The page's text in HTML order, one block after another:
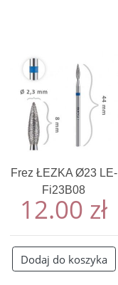
Frez ŁEZKA Ø23 LE-
Fi23B08
12.00 zł
Dodaj do koszyka